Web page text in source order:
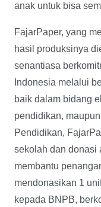
anak untuk bisa
FajarPaper, yang
hasil produksinya
senantiasa
Indonesia melalui
baik dalam bidang
pendidikan,
Pendidikan,
sekolah dan donasi
membantu
mendonasikan 1
kepada BNPB,